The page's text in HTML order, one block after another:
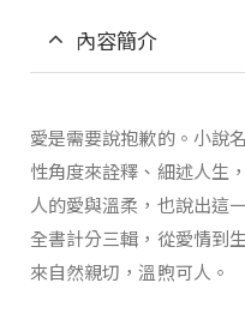
內容簡介
愛是需要說抱歉的。小說
性角度來詮釋、細述人生
人的愛與溫柔，也說出這
全書計分三輯，從愛情到
來自然親切，溫煦可人。